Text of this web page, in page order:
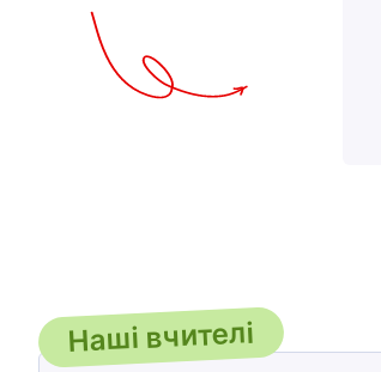
Наші вчителі